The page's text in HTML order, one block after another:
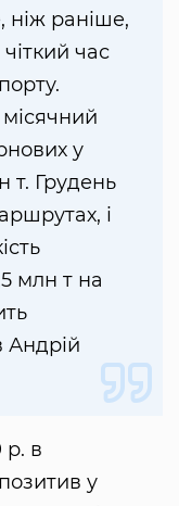
ніж раніше,
час
у
т. Грудень
і
млн т на
Андрій
р. в
у